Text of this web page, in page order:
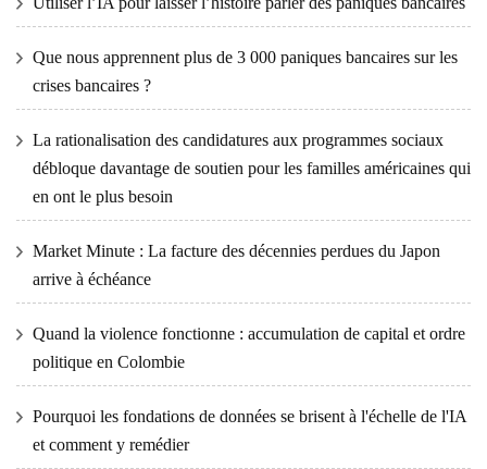
Que nous apprennent plus de 3 000 paniques bancaires sur les
crises bancaires ?
La rationalisation des candidatures aux programmes sociaux
débloque davantage de soutien pour les familles américaines qui
en ont le plus besoin
Market Minute : La facture des décennies perdues du Japon
arrive à échéance
Quand la violence fonctionne : accumulation de capital et ordre
politique en Colombie
Pourquoi les fondations de données se brisent à l'échelle de l'IA
et comment y remédier